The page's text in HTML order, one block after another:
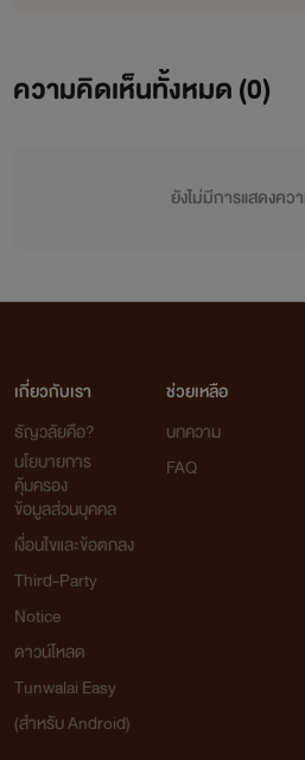
ความคิดเห็นทั้งหมด (0)
ยังไม่มีการแสดงคว
เกี่ยวกับเรา
ธัญวลัยคือ?
นโยบายการ
คุ้มครอง
ข้อมูลส่วนบุคคล
เงื่อนไขและข้อตกลง
Third-Party
Notice
ดาวน์โหลด
Tunwalai Easy
(สำหรับ Android)
ช่วยเหลือ
บทความ
FAQ